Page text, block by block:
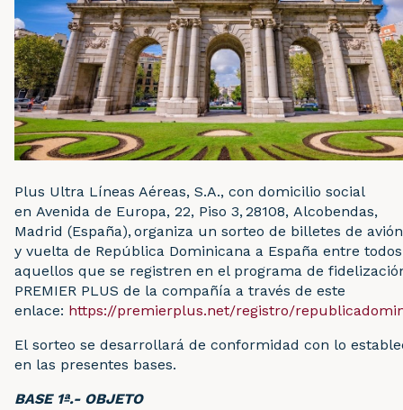
Plus Ultra Líneas Aéreas, S.A., con domicilio social
en Avenida de Europa, 22, Piso 3, 28108, Alcobendas,
Madrid (España), organiza un sorteo de billetes de
y vuelta de República Dominicana a España entre todos
aquellos que se registren en el programa de
PREMIER PLUS de la compañía a través de este
enlace: https://premierplus.net/registro/
El sorteo se desarrollará de conformidad con lo
en las presentes bases.
BASE 1ª.- OBJETO